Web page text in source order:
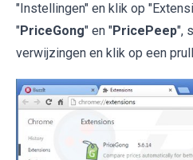
"Instellingen" en klik op
"PriceGong" en "PricePeep",
verwijzingen en klik op een